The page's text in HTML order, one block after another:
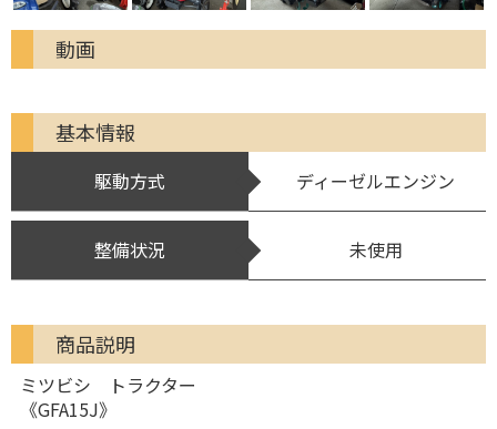
動画
基本情報
駆動方式 ディーゼルエンジン
整備状況 未使用
商品説明
ミツビシ トラクター
《GFA15J》